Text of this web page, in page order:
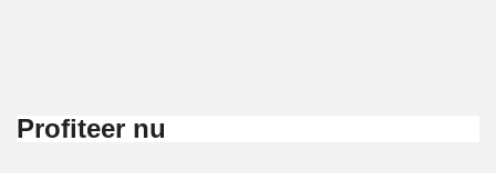
Profiteer nu